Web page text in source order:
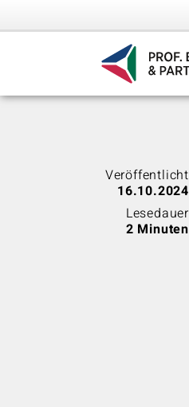
Veröffentlicht
16.10.2024
Lesedauer
2 Minuten